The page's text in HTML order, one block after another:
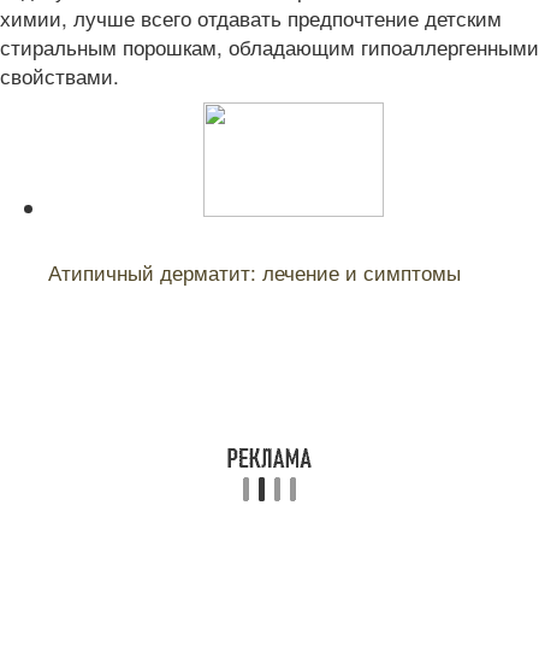
химии, лучше всего отдавать предпочтение детским
стиральным порошкам, обладающим гипоаллергенными
свойствами.
Атипичный дерматит: лечение и симптомы